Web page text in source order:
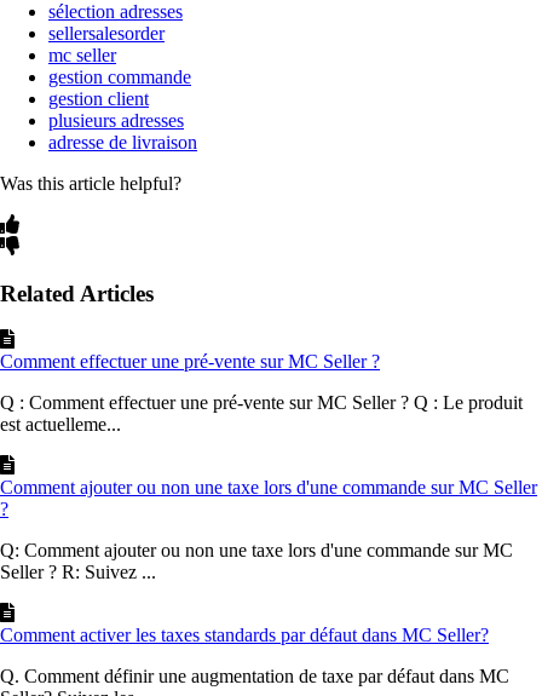
sélection adresses
sellersalesorder
mc seller
gestion commande
gestion client
plusieurs adresses
adresse de livraison
Was this article helpful?
Related Articles
Comment effectuer une pré-vente sur MC Seller ?
Q : Comment effectuer une pré-vente sur MC Seller ? Q : Le produit
est actuelleme...
Comment ajouter ou non une taxe lors d'une commande sur MC Seller
?
Q: Comment ajouter ou non une taxe lors d'une commande sur MC
Seller ? R: Suivez ...
Comment activer les taxes standards par défaut dans MC Seller?
Q. Comment définir une augmentation de taxe par défaut dans MC